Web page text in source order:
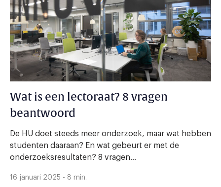
Wat is een lectoraat? 8 vragen
beantwoord
De HU doet steeds meer onderzoek, maar wat hebben
studenten daaraan? En wat gebeurt er met de
onderzoeksresultaten? 8 vragen...
16 januari 2025 - 8 min.